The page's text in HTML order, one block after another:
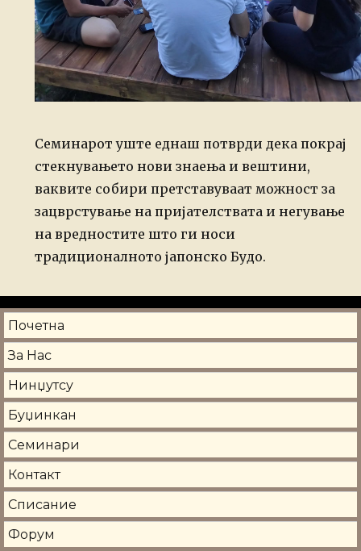
Семинарот уште еднаш потврди дека покрај
стекнувањето нови знаења и вештини,
ваквите собири претставуваат можност за
зацврстување на пријателствата и негување
на вредностите што ги носи
традиционалното јапонско Будо.
Почетна
За Нас
Нинџутсу
Буџинкан
Семинари
Контакт
Списание
Форум